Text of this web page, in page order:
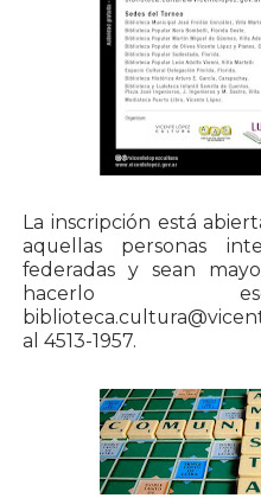
La inscripción está
aquellas personas
federadas y sean
hacerlo
al 4513-1957.